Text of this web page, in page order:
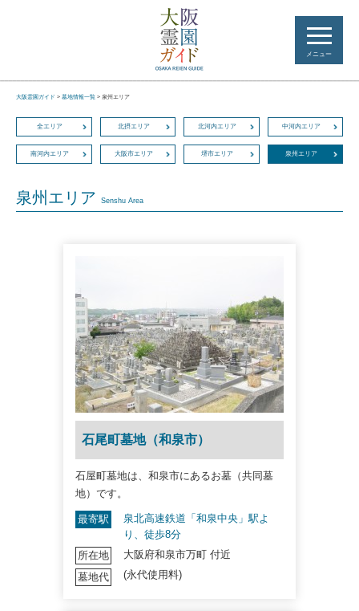
メニュー
大阪霊園ガイド > 墓地情報一覧 > 泉州エリア
全エリア 北摂エリア 北河内エリア 中河内エリア
南河内エリア 大阪市エリア 堺市エリア 泉州エリア
泉州エリア Senshu Area
石尾町墓地（和泉市）
石屋町墓地は、和泉市にあるお墓（共同墓
地）です。
最寄駅
泉北高速鉄道「和泉中央」駅よ
り、徒歩8分
所在地
大阪府和泉市万町 付近
墓地代
(永代使用料)